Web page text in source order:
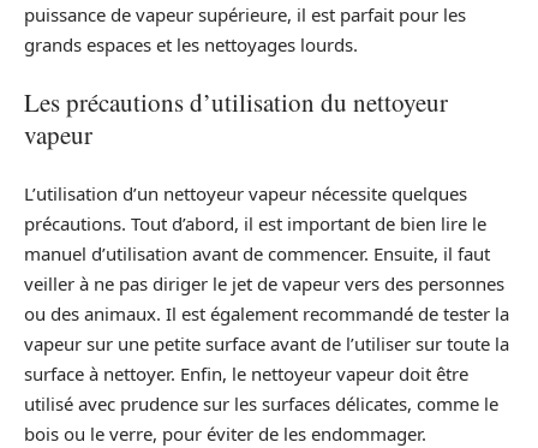
puissance de vapeur supérieure, il est parfait pour les
grands espaces et les nettoyages lourds.
Les précautions d’utilisation du nettoyeur
vapeur
L’utilisation d’un nettoyeur vapeur nécessite quelques
précautions. Tout d’abord, il est important de bien lire le
manuel d’utilisation avant de commencer. Ensuite, il faut
veiller à ne pas diriger le jet de vapeur vers des personnes
ou des animaux. Il est également recommandé de tester la
vapeur sur une petite surface avant de l’utiliser sur toute la
surface à nettoyer. Enfin, le nettoyeur vapeur doit être
utilisé avec prudence sur les surfaces délicates, comme le
bois ou le verre, pour éviter de les endommager.